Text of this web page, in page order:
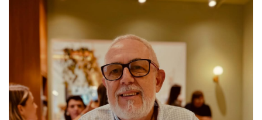
Desenvolvido